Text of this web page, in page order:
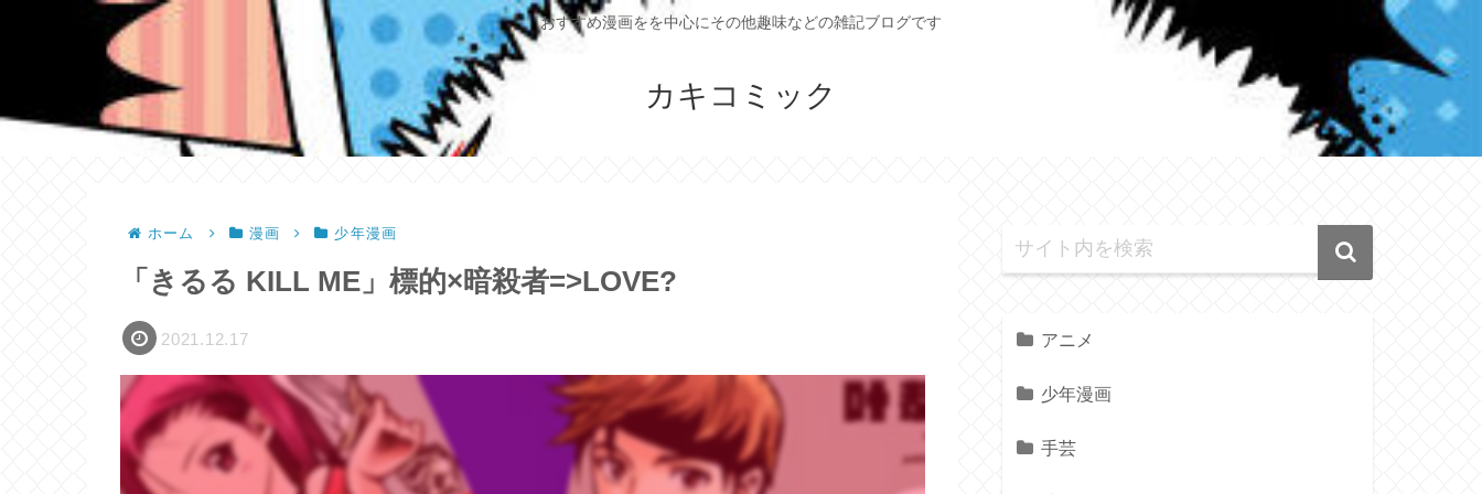
おすすめ漫画をを中心にその他趣味などの雑記ブログです
カキコミック
ホーム 漫画 少年漫画
「きるる KILL ME」標的×暗殺者=>LOVE?
2021.12.17 アニメ
少年漫画
手芸